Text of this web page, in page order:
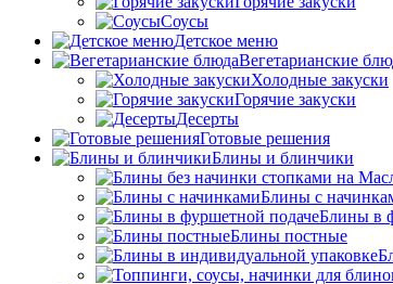
Соусы
Детское меню
Вегетарианские
Холодные закуски
Горячие закуски
Десерты
Готовые решения
Блины и блинчики
Блины с
Блины в
Блины постные